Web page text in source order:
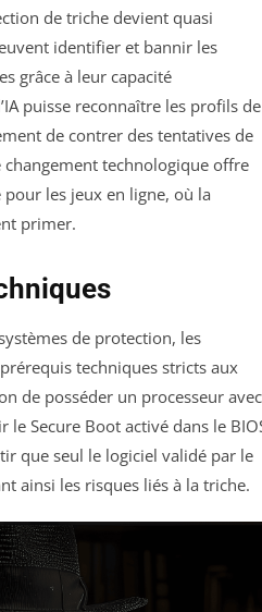
de triche devient quasi
identifier et bannir les
grâce à leur capacité
puisse reconnaître les profils de
de contrer des tentatives de
technologique offre
les jeux en ligne, où la
primer.
de protection, les
techniques stricts aux
de posséder un processeur avec
le Secure Boot activé dans le
que seul le logiciel validé par le
ainsi les risques liés à la triche.